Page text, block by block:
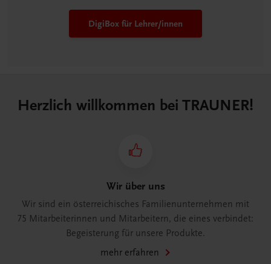
DigiBox für Lehrer/innen
Herzlich willkommen bei TRAUNER!
Wir über uns
Wir sind ein österreichisches Familienunternehmen mit
75 Mitarbeiterinnen und Mitarbeitern, die eines verbindet:
Begeisterung für unsere Produkte.
mehr erfahren